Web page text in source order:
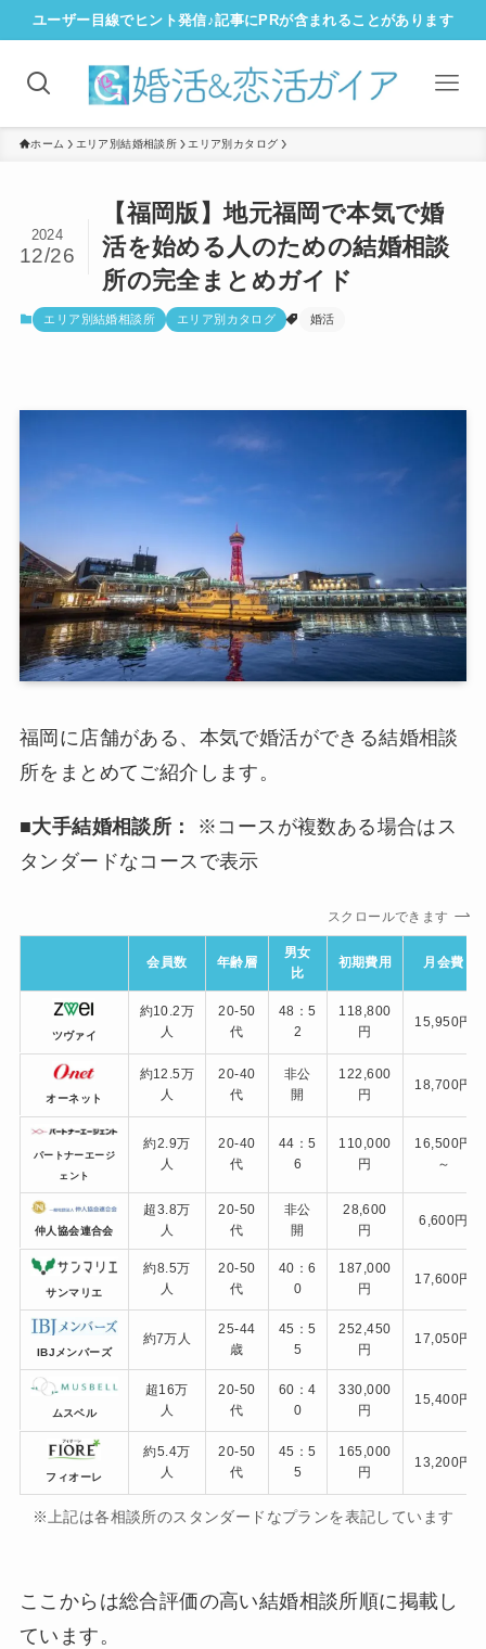
ユーザー目線でヒント発信♪記事にPRが含まれることがあります
ホーム エリア別結婚相談所 エリア別カタログ
【福岡版】地元福岡で本気で婚
活を始める人のための結婚相談
所の完全まとめガイド
2024
12/26
エリア別結婚相談所 エリア別カタログ 婚活
福岡に店舗がある、本気で婚活ができる結婚相談
所をまとめてご紹介します。
■大手結婚相談所：
※コースが複数ある場合はス
タンダードなコースで表示
スクロールできます
会員数 年齢層
男女
比
初期費用 月会費
ツヴァイ
約10.2万
人
20-50
代
48：5
2
118,800
円
15,950円
オーネット
約12.5万
人
20-40
代
非公
開
122,600
円
18,700円
パートナーエージ
ェント
約2.9万
人
20-40
代
44：5
6
110,000
円
16,500円
～
仲人協会連合会
超3.8万
人
20-50
代
非公
開
28,600
円
6,600円
サンマリエ
約8.5万
人
20-50
代
40：6
0
187,000
円
17,600円
IBJメンバーズ
約7万人
25-44
歳
45：5
5
252,450
円
17,050円
ムスベル
超16万
人
20-50
代
60：4
0
330,000
円
15,400円
フィオーレ
約5.4万
人
20-50
代
45：5
5
165,000
円
13,200円
※上記は各相談所のスタンダードなプランを表記しています
ここからは総合評価の高い結婚相談所順に掲載し
ています。